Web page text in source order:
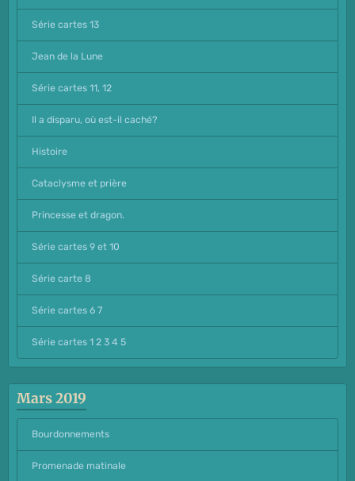
Série cartes 13
Jean de la Lune
Série cartes 11, 12
Il a disparu, où est-il caché?
Histoire
Cataclysme et prière
Princesse et dragon.
Série cartes 9 et 10
Série carte 8
Série cartes 6 7
Série cartes 1 2 3 4 5
Mars 2019
Bourdonnements
Promenade matinale